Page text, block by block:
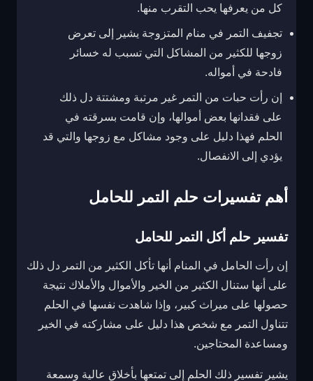
كل من يعرفها يحب التقرب منها.
تجفيف التمر في منام المتزوجة يشير إلى تعرض
زوجها للكثير من المشاكل التي تسبب له خسائر
فادحة في أمواله.
إن رأت حبات من التمر غير مرتبة ومشتتة دل ذلك
على فقدانها بعض أموالها، وإن قامت بسرقته في
الحلم فهذا دليل على وجود مشاكل مع زوجها والتي قد
يؤدي إلى الانفصال.
أهم تفسيرات حلم التمر للحامل
تفسير حلم أكل التمر للحامل
إن رأت الحامل في المنام أنها تأكل الكثير من التمر دل ذلك
على أنها ستنال الكثير من الخير والأموال والأملاك نتيجة
حصولها على ميراث كبير، وإذا شاهدت نفسها في الحلم
تتناول التمر مع شخص هذا دليل على مشاركته في الخير
ومساعدة المحتاجين.
يشير تفسير ذلك الحلم إلى تمتعها بأخلاق عالية وسمعة